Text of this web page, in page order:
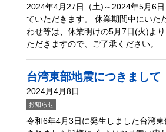
2024年4月27日（土)～2024年5月6
ていただきます。 休業期間中にいた
わせ等は、休業明けの5月7日(火)よ
ただきますので、ご了承ください。
台湾東部地震につきまして
2024月4月8日
お知らせ
令和6年4月3日に発生しました台湾